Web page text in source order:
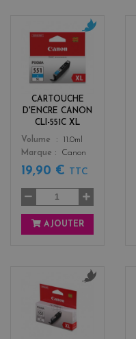
CARTOUCHE
D'ENCRE CANON
CLI-551C XL
Color
y
n
Volume
11.0ml
Marque
Canon
19,90 € TTC
AJOUTER